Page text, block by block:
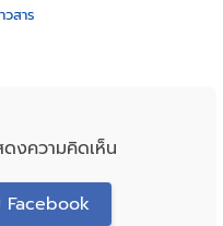
วสาร
ดงความคิดเห็น
Facebook